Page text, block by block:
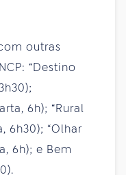
outras
“Destino
6h); “Rural
6h30); “Olhar
6h); e Bem